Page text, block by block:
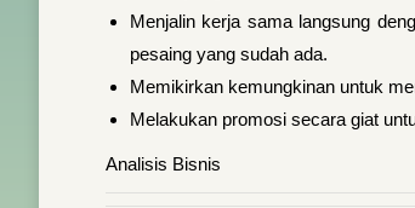
Menjalin kerja sama langsung
pesaing yang sudah ada.
Memikirkan kemungkinan untuk
Melakukan promosi secara giat
Analisis Bisnis